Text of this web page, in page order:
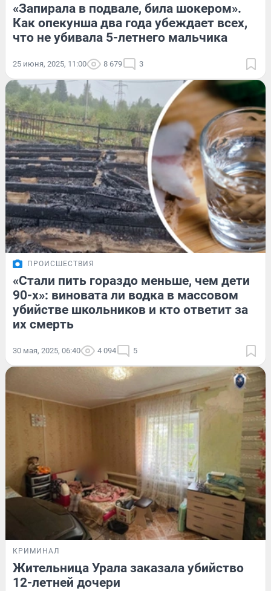
«Запирала в подвале, била шокером».
Как опекунша два года убеждает всех,
что не убивала 5-летнего мальчика
25 июня, 2025, 11:00 8 679 3
ПРОИСШЕСТВИЯ
«Стали пить гораздо меньше, чем дети
90-х»: виновата ли водка в массовом
убийстве школьников и кто ответит за
их смерть
30 мая, 2025, 06:40 4 094 5
КРИМИНАЛ
Жительница Урала заказала убийство
12-летней дочери